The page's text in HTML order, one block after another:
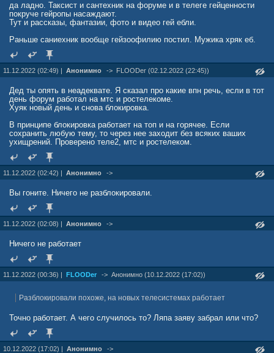
да ладно. Таксист и сантехник на форуме и в телеге гейценности
покруче гейропы насаждают.
Тут и рассказы, фантазии, фото и видео гей ебли.
Раньше саниехник вообще гейзоофилию постил. Мужика хряк еб.
11.12.2022 (02:49) | Анонимно -> FLOODer (02.12.2022 (22:45))
Дед ты опять в неадеквате. Я сказал про какие впн речь, если в тот
день форум работал на мтс и ростелекоме.
Хуяк новый день и снова блокировка.
В принципе блокировка работает на топ и на горячее. Если
сохранить любую тему, то через нее заходит без всяких ваших
ухищрений. Проверено теле2, мтс и ростелеком.
11.12.2022 (02:42) | Анонимно ->
Вы гоните. Ничего не разблокировали.
11.12.2022 (02:08) | Анонимно ->
Ничего не работает
11.12.2022 (00:36) | FLOODer -> Анонимно (10.12.2022 (17:02))
Разблокировали похоже, на новых телесистемах работает
Точно работает. А чего случилось то? Ляпа заяву забрал или что?
10.12.2022 (17:02) | Анонимно ->